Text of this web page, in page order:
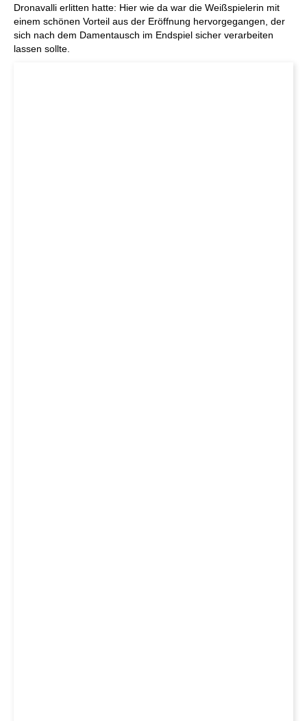
Dronavalli erlitten hatte: Hier wie da war die Weißspielerin mit
einem schönen Vorteil aus der Eröffnung hervorgegangen, der
sich nach dem Damentausch im Endspiel sicher verarbeiten
lassen sollte.